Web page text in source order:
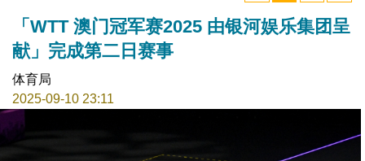
「WTT 澳门冠军赛2025 由银河娱乐集团呈
献」完成第二日赛事
体育局
2025-09-10 23:11